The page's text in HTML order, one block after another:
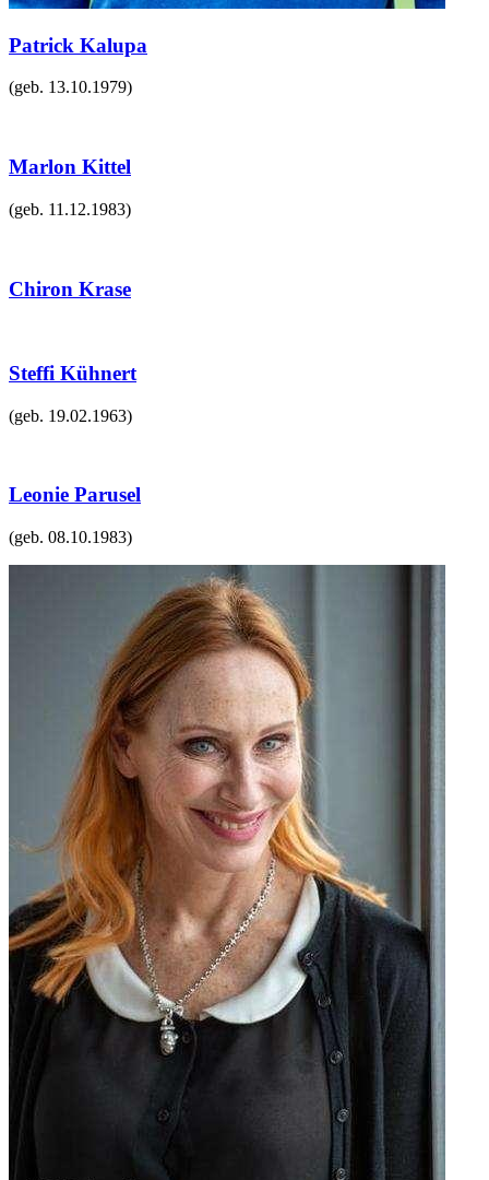
Patrick Kalupa
(geb. 13.10.1979)
Marlon Kittel
(geb. 11.12.1983)
Chiron Krase
Steffi Kühnert
(geb. 19.02.1963)
Leonie Parusel
(geb. 08.10.1983)